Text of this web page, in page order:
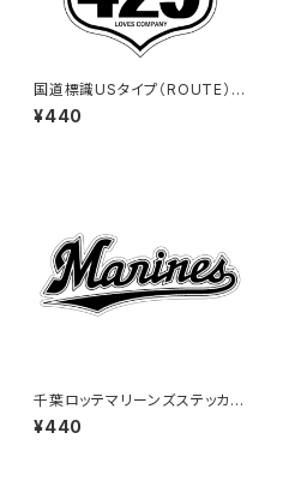
国道標識USタイプ（ROUTE）ス
テッカー 425号線（ホワイト）
¥440
千葉ロッテマリーンズステッカー
16
¥440